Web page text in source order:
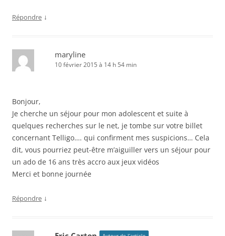
Répondre ↓
maryline
10 février 2015 à 14 h 54 min
Bonjour,
Je cherche un séjour pour mon adolescent et suite à
quelques recherches sur le net, je tombe sur votre billet
concernant Telligo…. qui confirment mes suspicions… Cela
dit, vous pourriez peut-être m’aiguiller vers un séjour pour
un ado de 16 ans très accro aux jeux vidéos
Merci et bonne journée
Répondre ↓